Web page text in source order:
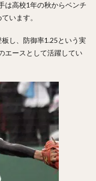
は高校1年の秋からベンチ
います。
し、防御率1.25という実
エースとして活躍してい
大輔（みうらだいすけ）
とうよしのり）